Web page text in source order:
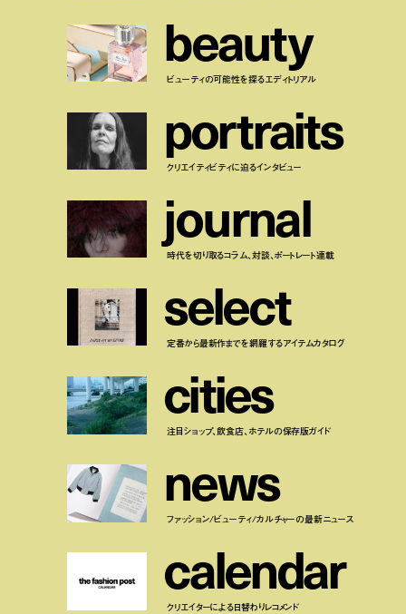
beauty
ビューティの可能性を探るエディトリアル
portraits
クリエイティビティに迫るインタビュー
journal
時代を切り取るコラム、対談、ポートレート連載
select
定番から最新作までを網羅するアイテムカタログ
cities
注目ショップ、飲食店、ホテルの保存版ガイド
news
ファッション/ビューティ/カルチャーの最新ニュース
calendar
クリエイターによる日替わりレコメンド